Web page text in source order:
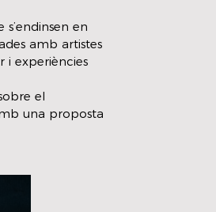
en
amb artistes
i experiències
el
una proposta